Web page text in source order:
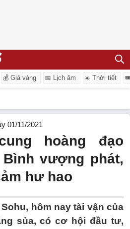
💰 Giá vàng 📅 Lịch âm ☀️ Thời tiết
01/11/2021
hoàng đạo
Bình vượng phát,
hư hao
hôm nay tài vận của
sủa, có cơ hội đầu tư,